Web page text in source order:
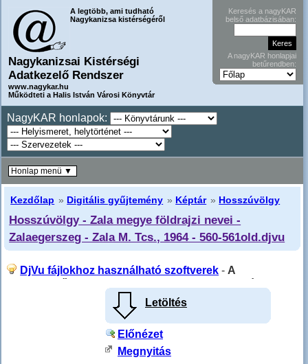
A legtöbb, ami tudható
Nagykanizsa kistérségéről
Nagykanizsai Kistérségi
Adatkezelő Rendszer
www.nagykar.hu
Működteti a Halis István Városi Könyvtár
Keresés a nagyKAR
belső adatbázisában:
A nagyKAR honlapjai
betűrendben:
NagyKAR honlapok:
Kezdőlap » Digitális gyűjtemény » Képtár » Hosszúvölgy
Hosszúvölgy - Zala megye földrajzi nevei -
Zalaegerszeg - Zala M. Tcs., 1964 - 560-561old.djvu
DjVu fájlokhoz használható szoftverek - A
Letöltés
Előnézet
Megnyitás
Honlap menü ▼